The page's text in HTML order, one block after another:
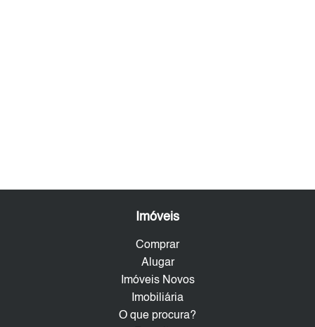
Imóveis
Comprar
Alugar
Imóveis Novos
Imobiliária
O que procura?